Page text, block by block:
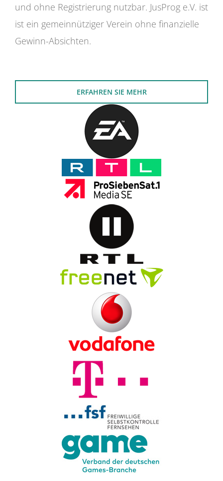
und ohne Registrierung nutzbar. JusProg e.V. ist
ist ein gemeinnütziger Verein ohne finanzielle
Gewinn-Absichten.
ERFAHREN SIE MEHR